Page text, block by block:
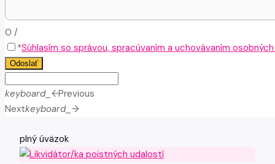
0 /
*Súhlasím so správou, spracúvaním a uchovávaním
Odoslať
keyboard_arrow_leftPrevious
Nextkeyboard_arrow_right
plný úväzok